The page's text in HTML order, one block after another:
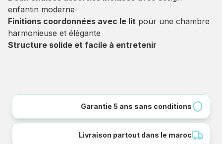
enfantin moderne
Finitions coordonnées avec le lit pour une chambre
harmonieuse et élégante
Structure solide et facile à entretenir
Garantie 5 ans sans conditions
Livraison partout dans le maroc